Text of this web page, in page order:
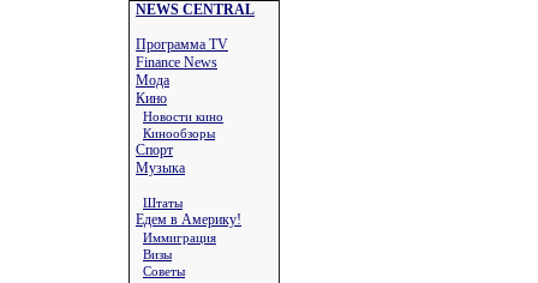
NEWS CENTRAL
Программа TV
Finance News
Мода
Кино
Новости кино
Кинообзоры
Спорт
Музыка
Штаты
Едем в Америку!
Иммиграция
Визы
Советы